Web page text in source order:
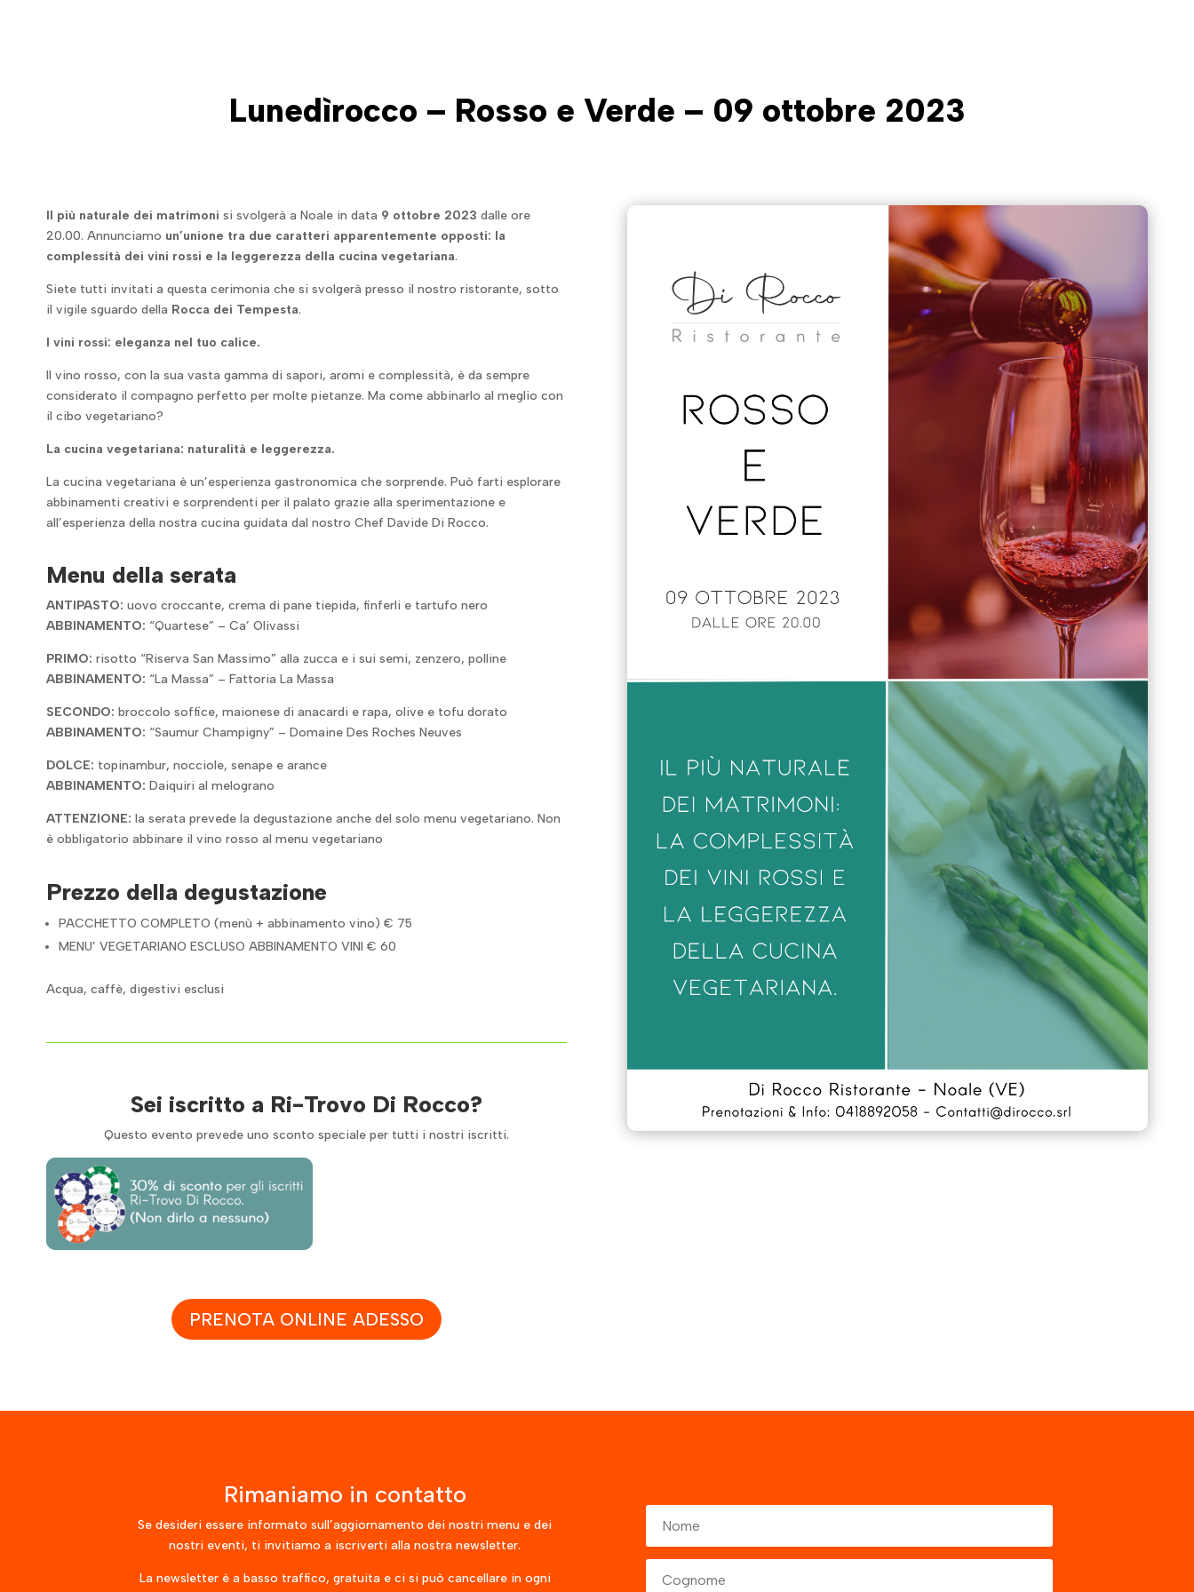
Lunedìrocco – Rosso e Verde – 09 ottobre 2023
Il più naturale dei matrimoni si svolgerà a Noale in data 9 ottobre 2023 dalle ore
20.00. Annunciamo un’unione tra due caratteri apparentemente opposti: la
complessità dei vini rossi e la leggerezza della cucina vegetariana.
Siete tutti invitati a questa cerimonia che si svolgerà presso il nostro ristorante, sotto
il vigile sguardo della Rocca dei Tempesta.
I vini rossi: eleganza nel tuo calice.
Il vino rosso, con la sua vasta gamma di sapori, aromi e complessità, è da sempre
considerato il compagno perfetto per molte pietanze. Ma come abbinarlo al meglio con
il cibo vegetariano?
La cucina vegetariana: naturalità e leggerezza.
La cucina vegetariana è un’esperienza gastronomica che sorprende. Può farti esplorare
abbinamenti creativi e sorprendenti per il palato grazie alla sperimentazione e
all’esperienza della nostra cucina guidata dal nostro Chef Davide Di Rocco.
Menu della serata
ANTIPASTO: uovo croccante, crema di pane tiepida, finferli e tartufo nero
ABBINAMENTO: “Quartese” – Ca’ Olivassi
PRIMO: risotto “Riserva San Massimo” alla zucca e i sui semi, zenzero, polline
ABBINAMENTO: “La Massa” – Fattoria La Massa
SECONDO: broccolo soffice, maionese di anacardi e rapa, olive e tofu dorato
ABBINAMENTO: “Saumur Champigny” – Domaine Des Roches Neuves
DOLCE: topinambur, nocciole, senape e arance
ABBINAMENTO: Daiquiri al melograno
ATTENZIONE: la serata prevede la degustazione anche del solo menu vegetariano. Non
è obbligatorio abbinare il vino rosso al menu vegetariano
Prezzo della degustazione
PACCHETTO COMPLETO (menù + abbinamento vino) € 75
MENU’ VEGETARIANO ESCLUSO ABBINAMENTO VINI € 60
Acqua, caffè, digestivi esclusi
Sei iscritto a Ri-Trovo Di Rocco?
Questo evento prevede uno sconto speciale per tutti i nostri iscritti.
PRENOTA ONLINE ADESSO
Rimaniamo in contatto
Se desideri essere informato sull’aggiornamento dei nostri menu e dei
nostri eventi, ti invitiamo a iscriverti alla nostra newsletter.
La newsletter è a basso traffico, gratuita e ci si può cancellare in ogni